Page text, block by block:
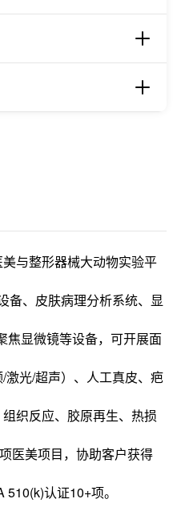
与整形器械大动物实验平
备、皮肤病理分析系统、显
焦显微镜等设备，可开展面
光/超声）、人工真皮、疤
织反应、胶原再生、热损
医美项目，协助客户获得
认证10+项。